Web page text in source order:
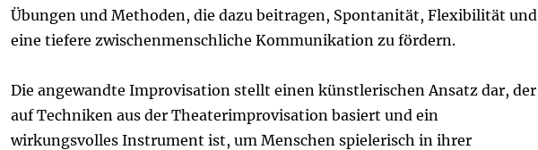
Übungen und Methoden, die dazu beitragen, Spontanität, Flexibilität und
eine tiefere zwischenmenschliche Kommunikation zu fördern.
Die angewandte Improvisation stellt einen künstlerischen Ansatz dar, der
auf Techniken aus der Theaterimprovisation basiert und ein
wirkungsvolles Instrument ist, um Menschen spielerisch in ihrer